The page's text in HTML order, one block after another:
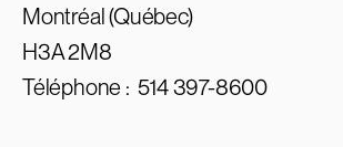
Montréal (Québec)
H3A 2M8
Téléphone :514 397-8600